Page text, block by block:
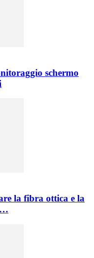
schermo
la fibra ottica e la